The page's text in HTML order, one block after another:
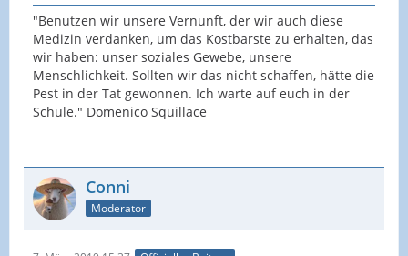
"Benutzen wir unsere Vernunft, der wir auch diese
Medizin verdanken, um das Kostbarste zu erhalten, das
wir haben: unser soziales Gewebe, unsere
Menschlichkeit. Sollten wir das nicht schaffen, hätte die
Pest in der Tat gewonnen. Ich warte auf euch in der
Schule." Domenico Squillace
Conni
Moderator